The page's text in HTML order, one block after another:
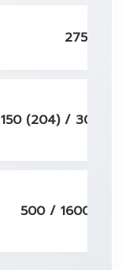
2755
150 (204) / 3000
500 / 1600 -